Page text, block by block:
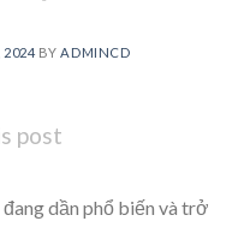
2024 BYADMINCD
post
đang dần phổ biến và trở